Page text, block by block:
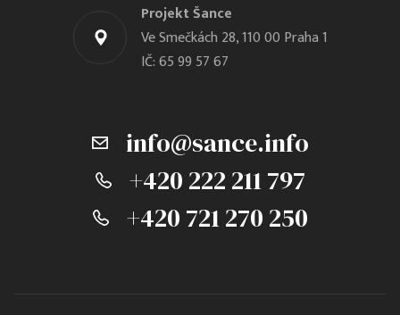
Projekt Šance
Ve Smečkách 28, 110 00 Praha 1
IČ: 65 99 57 67
info@sance.info
+420 222 211 797
+420 721 270 250